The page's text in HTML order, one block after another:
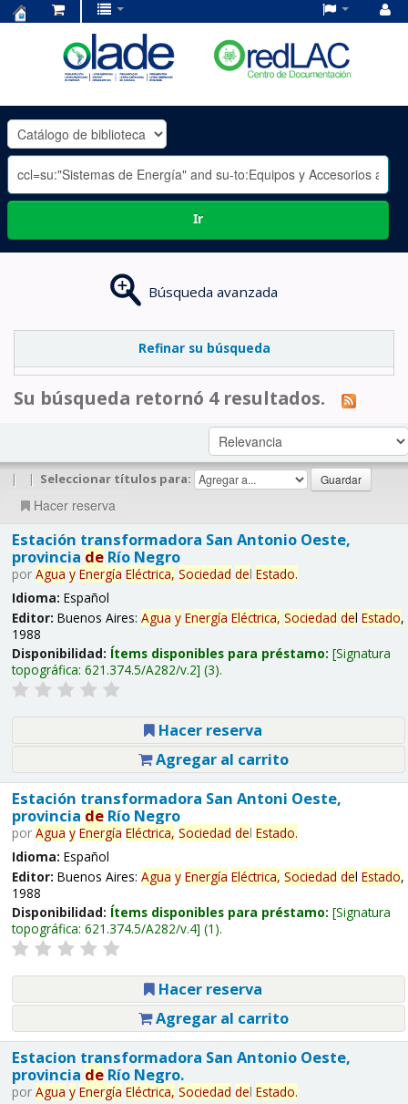
OLADE
-
Ir
Búsqueda avanzada
Refinar su búsqueda
Su búsqueda retornó 4 resultados.
| | Seleccionar títulos para:
Hacer reserva
Estación transformadora San Antonio Oeste,
provincia deRío Negro
por Agua y Energía Eléctrica, Sociedad del Estado.
Idioma: Español
Editor: Buenos Aires: Agua y Energía Eléctrica, Sociedad del Estado,
1988
Disponibilidad: Ítems disponibles para préstamo: Signatura
topográfica: 621.374.5/A282/v.2 (3).
Hacer reserva
Agregar al carrito
Estación transformadora San Antoni Oeste,
provincia deRío Negro
por Agua y Energía Eléctrica, Sociedad del Estado.
Idioma: Español
Editor: Buenos Aires: Agua y Energía Eléctrica, Sociedad del Estado,
1988
Disponibilidad: Ítems disponibles para préstamo: Signatura
topográfica: 621.374.5/A282/v.4 (1).
Hacer reserva
Agregar al carrito
Estacion transformadora San Antonio Oeste,
provincia deRío Negro.
por Agua y Energía Eléctrica, Sociedad del Estado.